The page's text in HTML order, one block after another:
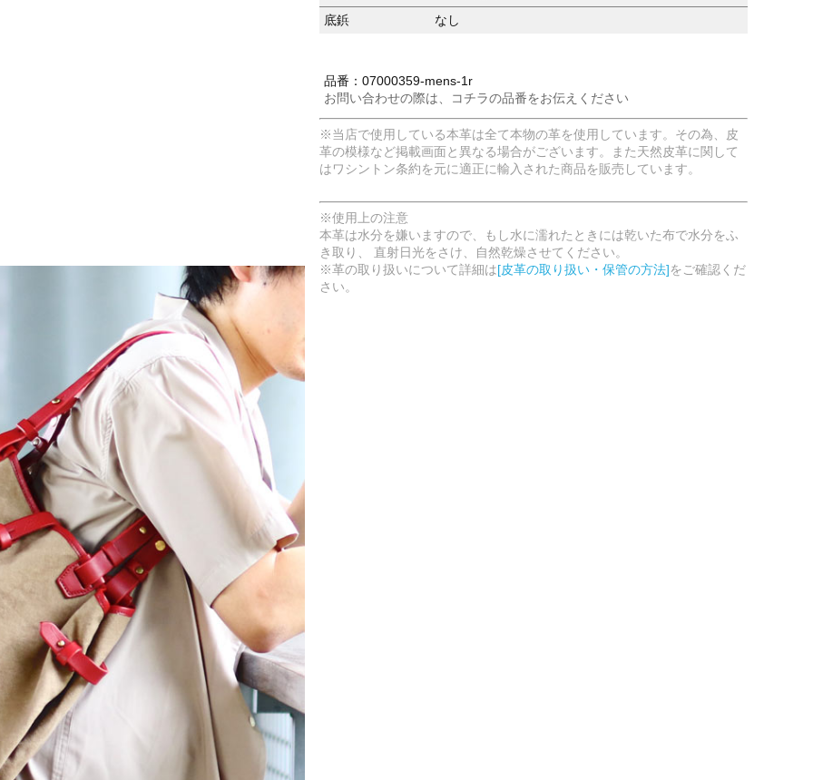
底鋲
なし
品番：07000359-mens-1r
お問い合わせの際は、コチラの品番をお伝えください
※当店で使用している本革は全て本物の革を使用しています。その為、皮
革の模様など掲載画面と異なる場合がございます。また天然皮革に関して
はワシントン条約を元に適正に輸入された商品を販売しています。
※使用上の注意
本革は水分を嫌いますので、もし水に濡れたときには乾いた布で水分をふ
き取り、 直射日光をさけ、自然乾燥させてください。
※革の取り扱いについて詳細は[皮革の取り扱い・保管の方法]をご確認くだ
さい。